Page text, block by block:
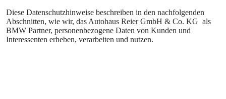
Diese Datenschutzhinweise beschreiben in den nachfolgenden
Abschnitten, wie wir, das Autohaus Reier GmbH & Co. KG als
BMW Partner, personenbezogene Daten von Kunden und
Interessenten erheben, verarbeiten und nutzen.